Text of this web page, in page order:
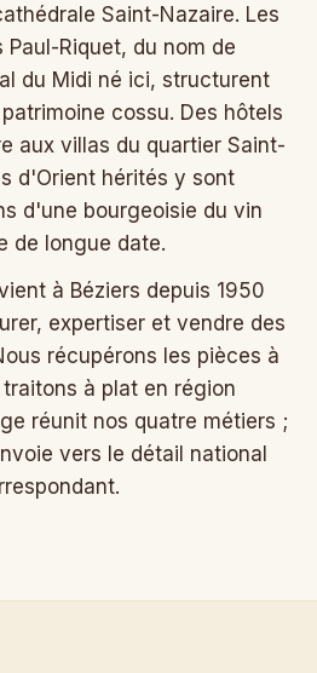
Saint-Nazaire. Les
Paul-Riquet, du nom de
du Midi né ici, structurent
cossu. Des hôtels
aux villas du quartier Saint-
d'Orient hérités y sont
d'une bourgeoisie du vin
de longue date.
à Béziers depuis 1950
expertiser et vendre des
récupérons les pièces à
à plat en région
réunit nos quatre métiers ;
vers le détail national